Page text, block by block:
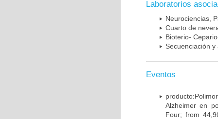
Laboratorios
Neurociencias,
Cuarto de
Bioterio-
Secuenciación
Eventos
Alzheimer en
Four; from